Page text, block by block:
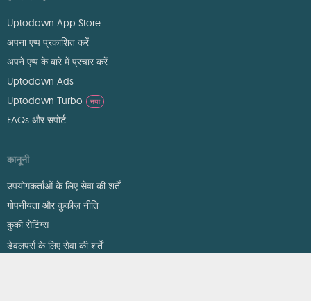
Uptodown App Store
अपना एप्प प्रकाशित करें
अपने एप्प के बारे में प्रचार करें
Uptodown Ads
Uptodown Turbo
नया
FAQs और सपोर्ट
कानूनी
उपयोगकर्ताओं के लिए सेवा की शर्तें
गोपनीयता और कुकीज़ नीति
कुकी सेटिंग्स
डेवलपर्स के लिए सेवा की शर्तें